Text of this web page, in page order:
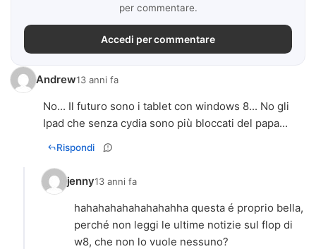
per commentare.
Accedi per commentare
Andrew13 anni fa
No... Il futuro sono i tablet con windows 8... No gli
Ipad che senza cydia sono più bloccati del papa...
Rispondi
jenny13 anni fa
hahahahahahahahahha questa é proprio bella,
perché non leggi le ultime notizie sul flop di
w8, che non lo vuole nessuno?